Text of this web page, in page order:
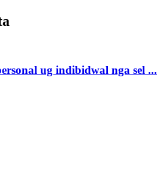
ug indibidwal nga sel ...